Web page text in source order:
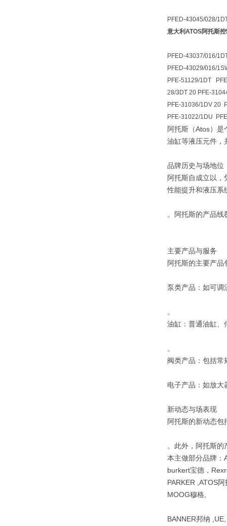
PFED-43045/028/
意大利ATOS阿托斯
PFED-43037/016/
PFED-43029/016/
PFE-51129/1DT
28/3DT 20 PFE-
PFE-31036/1DV 20
PFE-31022/1DU
阿托斯（Atos）
油缸等液压元件，
品牌历史与场地位
阿托斯自成立以
性能提升和液压系
。阿托斯的产品
主要产品与服务
阿托斯的主要产品
泵类产品‌：如可调
。
油缸‌：普通油缸、
。
阀类产品‌：包括常
电子产品‌：如放大
新动态与场表现
阿托斯的新动态
。此外，阿托斯
本主做部分品牌：
burkert宝德，
PARKER ,ATOS
MOOG穆格,
BANNER邦纳